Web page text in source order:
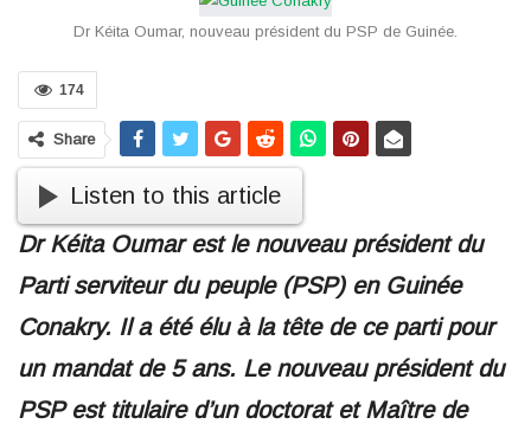
Dr Kéita Oumar, nouveau président du PSP de Guinée.
174
Share
Listen to this article
Dr Kéita Oumar est le nouveau président du
Parti serviteur du peuple (PSP) en Guinée
Conakry. Il a été élu à la tête de ce parti pour
un mandat de 5 ans. Le nouveau président du
PSP est titulaire d’un doctorat et Maître de